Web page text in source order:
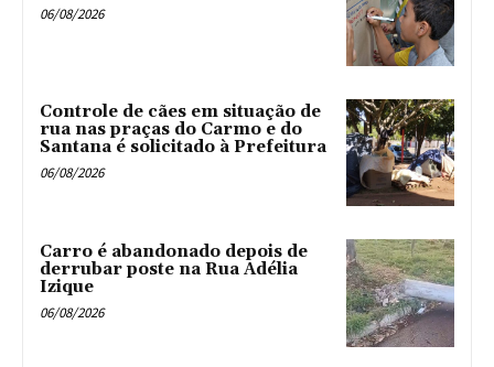
06/08/2026
Controle de cães em situação de
rua nas praças do Carmo e do
Santana é solicitado à Prefeitura
06/08/2026
Carro é abandonado depois de
derrubar poste na Rua Adélia
Izique
06/08/2026